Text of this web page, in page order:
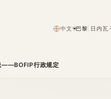
中文›巴黎 日内瓦
——BOFIP行政规定